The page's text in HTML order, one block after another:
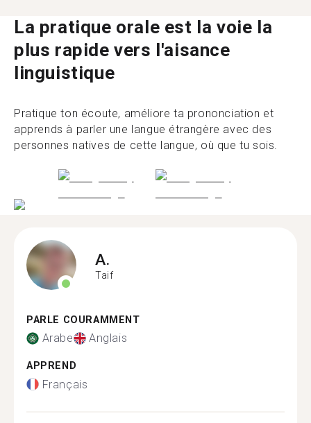
La pratique orale est la voie la
plus rapide vers l'aisance
linguistique
Pratique ton écoute, améliore ta prononciation et
apprends à parler une langue étrangère avec des
personnes natives de cette langue, où que tu sois.
A.
Taif
PARLE COURAMMENT
Arabe Anglais
APPREND
Français